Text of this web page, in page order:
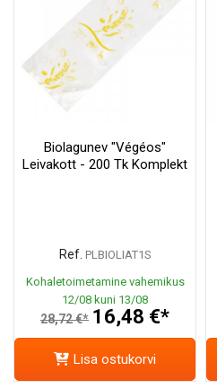
Biolagunev "Végéos"
Leivakott - 200 Tk Komplekt
Ref. PLBIOLIAT1S
Kohaletoimetamine vahemikus
12/08 kuni 13/08
28,72 €* 16,48 €*
Lisa ostukorvi